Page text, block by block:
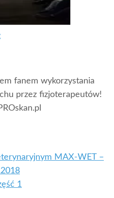
fanem wykorzystania
przez fizjoterapeutów!
MAX-WET –
1